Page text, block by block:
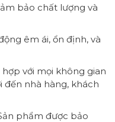
bảo chất lượng và
êm ái, ổn định, và
với mọi không gian
đến nhà hàng, khách
phẩm được bảo